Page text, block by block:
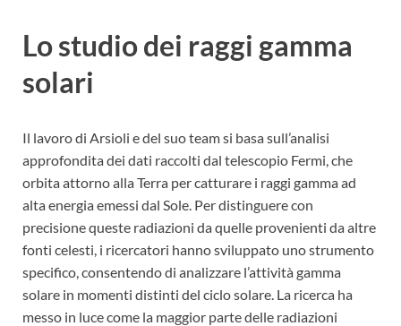
Lo studio dei raggi gamma
solari
Il lavoro di Arsioli e del suo team si basa sull’analisi
approfondita dei dati raccolti dal telescopio Fermi, che
orbita attorno alla Terra per catturare i raggi gamma ad
alta energia emessi dal Sole. Per distinguere con
precisione queste radiazioni da quelle provenienti da altre
fonti celesti, i ricercatori hanno sviluppato uno strumento
specifico, consentendo di analizzare l’attività gamma
solare in momenti distinti del ciclo solare. La ricerca ha
messo in luce come la maggior parte delle radiazioni